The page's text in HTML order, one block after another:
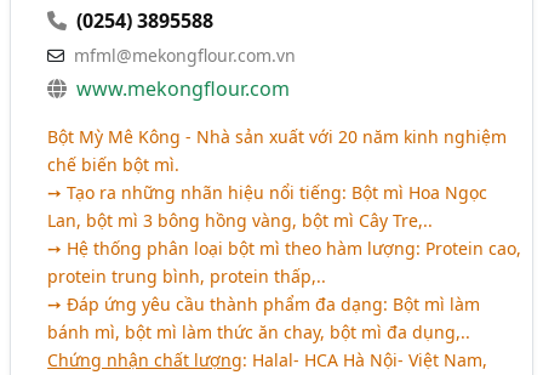
(0254) 3895588
mfml@mekongflour.com.vn
www.mekongflour.com
Bột Mỳ Mê Kông - Nhà sản xuất với 20 năm kinh nghiệm
chế biến bột mì.
➙ Tạo ra những nhãn hiệu nổi tiếng: Bột mì Hoa Ngọc
Lan, bột mì 3 bông hồng vàng, bột mì Cây Tre,..
➙ Hệ thống phân loại bột mì theo hàm lượng: Protein cao,
protein trung bình, protein thấp,..
➙ Đáp ứng yêu cầu thành phẩm đa dạng: Bột mì làm
bánh mì, bột mì làm thức ăn chay, bột mì đa dụng,..
Chứng nhận chất lượng: Halal- HCA Hà Nội- Việt Nam,